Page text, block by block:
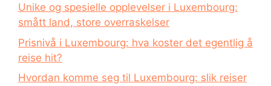
Unike og spesielle opplevelser i Luxembourg:
smått land, store overraskelser
Prisnivå i Luxembourg: hva koster det egentlig å
reise hit?
Hvordan komme seg til Luxembourg: slik reiser